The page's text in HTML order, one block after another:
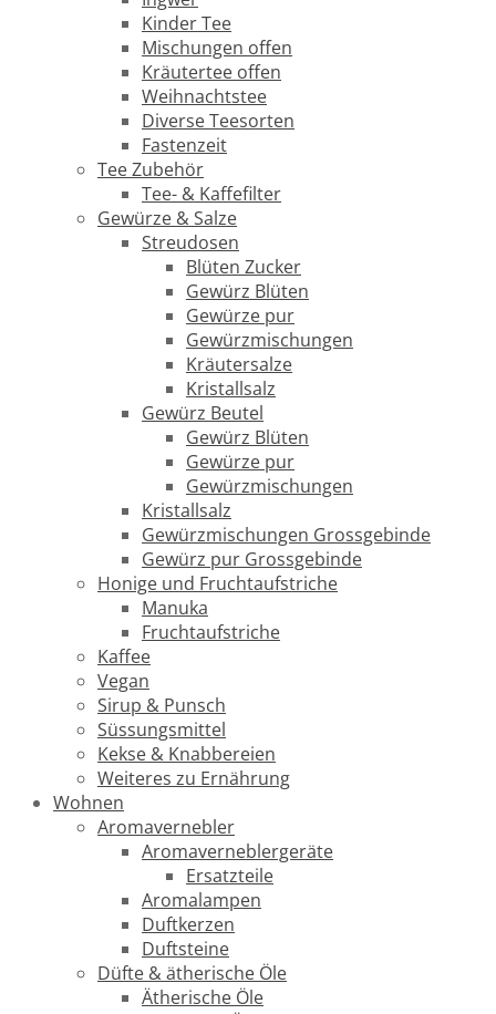
Kinder Tee
Mischungen offen
Kräutertee offen
Weihnachtstee
Diverse Teesorten
Fastenzeit
Tee Zubehör
Tee- & Kaffefilter
Gewürze & Salze
Streudosen
Blüten Zucker
Gewürz Blüten
Gewürze pur
Gewürzmischungen
Kräutersalze
Kristallsalz
Gewürz Beutel
Gewürz Blüten
Gewürze pur
Gewürzmischungen
Kristallsalz
Gewürzmischungen Grossgebinde
Gewürz pur Grossgebinde
Honige und Fruchtaufstriche
Manuka
Fruchtaufstriche
Kaffee
Vegan
Sirup & Punsch
Süssungsmittel
Kekse & Knabbereien
Weiteres zu Ernährung
Wohnen
Aromavernebler
Aromaverneblergeräte
Ersatzteile
Aromalampen
Duftkerzen
Duftsteine
Düfte & ätherische Öle
Ätherische Öle